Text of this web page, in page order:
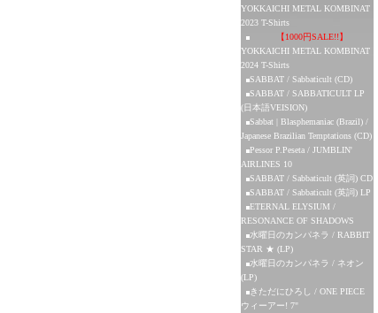
YOKKAICHI METAL KOMBINAT
2023 T-Shirts
【1000円SALE!!】
YOKKAICHI METAL KOMBINAT
2024 T-Shirts
SABBAT / Sabbaticult (CD)
SABBAT / SABBATICULT LP
(日本語VEISION)
Sabbat | Blasphemaniac (Brazil) /
Japanese Brazilian Temptations (CD)
Pessor P.Peseta / JUMBLIN'
AIRLINES 10
SABBAT / Sabbaticult (英詞) CD
SABBAT / Sabbaticult (英詞) LP
ETERNAL ELYSIUM /
RESONANCE OF SHADOWS
水曜日のカンパネラ / RABBIT
STAR ★ (LP)
水曜日のカンパネラ / ネオン
(LP)
きただにひろし / ONE PIECE
ウィーアー! 7"